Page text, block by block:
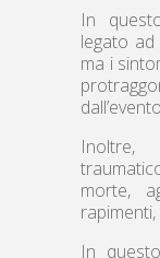
In
legato
ma i
Inoltre,
morte,
In